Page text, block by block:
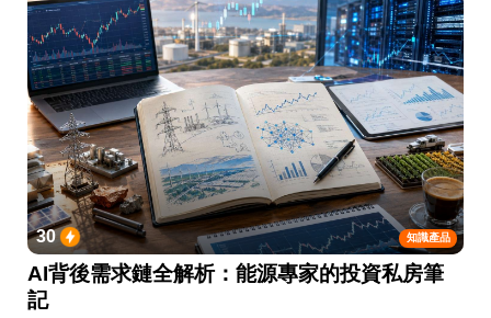
知識產品
30
AI背後需求鏈全解析：能源專家的投資私房筆
記